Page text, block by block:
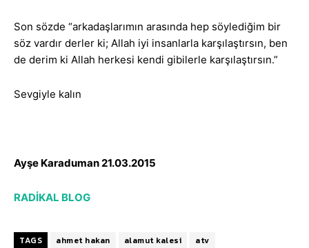
Son sözde “arkadaşlarımın arasında hep söylediğim bir
söz vardır derler ki; Allah iyi insanlarla karşılaştırsın, ben
de derim ki Allah herkesi kendi gibilerle karşılaştırsın.”
Sevgiyle kalın
Ayşe Karaduman 21.03.2015
RADİKAL BLOG
TAGS ahmet hakan alamut kalesi
atv